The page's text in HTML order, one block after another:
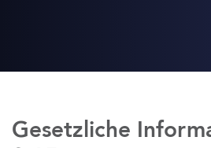
Gesetzliche